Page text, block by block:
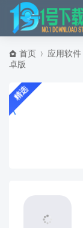
首页 应用软件
卓版
精选